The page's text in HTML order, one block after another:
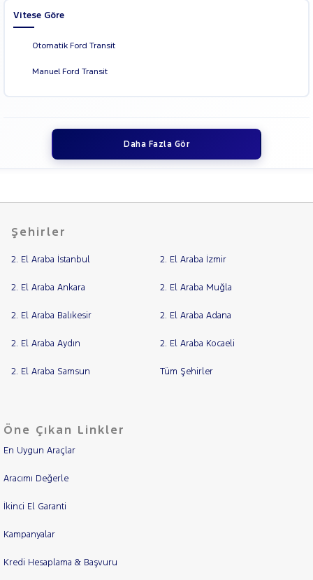
Vitese Göre
Otomatik Ford Transit
Manuel Ford Transit
Daha Fazla Gör
Şehirler
2. El Araba İstanbul 2. El Araba İzmir
2. El Araba Ankara 2. El Araba Muğla
2. El Araba Balıkesir 2. El Araba Adana
2. El Araba Aydın 2. El Araba Kocaeli
2. El Araba Samsun Tüm Şehirler
Öne Çıkan Linkler
En Uygun Araçlar
Aracımı Değerle
İkinci El Garanti
Kampanyalar
Kredi Hesaplama & Başvuru